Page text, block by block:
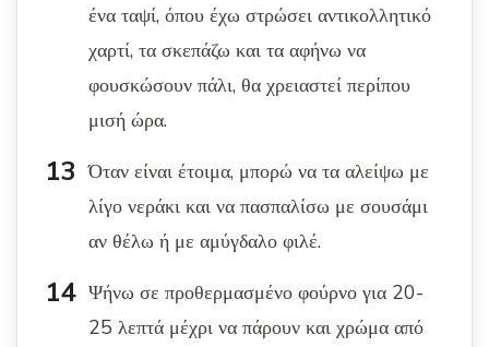
ένα ταψί, όπου έχω στρώσει αντικολλητικό
χαρτί, τα σκεπάζω και τα αφήνω να
φουσκώσουν πάλι, θα χρειαστεί περίπου
μισή ώρα.
Όταν είναι έτοιμα, μπορώ να τα αλείψω με
λίγο νεράκι και να πασπαλίσω με σουσάμι
αν θέλω ή με αμύγδαλο φιλέ.
Ψήνω σε προθερμασμένο φούρνο για 20-
25 λεπτά μέχρι να πάρουν και χρώμα από